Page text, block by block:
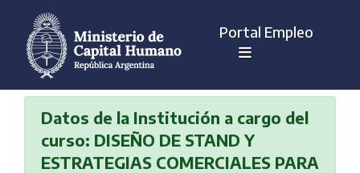
Portal Empleo
Datos de la Institución a cargo del
curso: DISEÑO DE STAND Y
ESTRATEGIAS COMERCIALES PARA